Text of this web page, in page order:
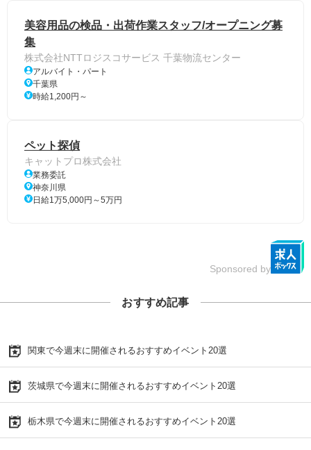
美容用品の検品・出荷作業スタッフ/オープニング募
集
株式会社NTTロジスコサービス 千葉物流センター
アルバイト・パート
千葉県
時給1,200円～
ペット探偵
キャットプロ株式会社
業務委託
神奈川県
日給1万5,000円～5万円
Sponsored by
おすすめ記事
関東で今週末に開催されるおすすめイベント20選
茨城県で今週末に開催されるおすすめイベント20選
栃木県で今週末に開催されるおすすめイベント20選